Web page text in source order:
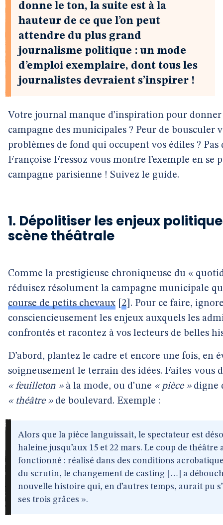
donne le ton, la suite est à la
hauteur de ce que l’on peut
attendre du plus grand
journalisme politique : un mode
d’emploi exemplaire, dont tous les
journalistes devraient s’inspirer !
Votre journal manque d’inspiration pour
campagne des municipales ? Peur de bousculer
problèmes de fond qui occupent vos édiles ? Pas
Françoise Fressoz vous montre l’exemple en se
campagne parisienne ! Suivez le guide.
1. Dépolitiser les enjeux
scène théâtrale
Comme la prestigieuse chroniqueuse du «
réduisez résolument la campagne municipale
course de petits chevaux 2 . Pour ce faire,
consciencieusement les enjeux auxquels les
confrontés et racontez à vos lecteurs de belles
D’abord, plantez le cadre et encore une fois, en
soigneusement le terrain des idées. Faites-vous
« feuilleton »à la mode, ou d’une « pièce »digne
« théâtre »de boulevard. Exemple :
Alors que la pièce languissait, le spectateur est
haleine jusqu’aux 15 et 22 mars. Le coup de théâtre
fonctionné : réalisé dans des conditions
du scrutin, le changement de casting […] a
nouvelle histoire qui, en d’autres temps, aurait pu
ses trois grâces ».